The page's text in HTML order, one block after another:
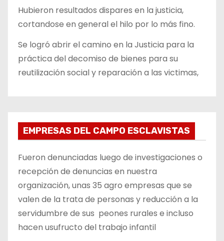
Hubieron resultados dispares en la justicia,
cortandose en general el hilo por lo más fino.
Se logró abrir el camino en la Justicia para la
práctica del decomiso de bienes para su
reutilización social y reparación a las victimas,
EMPRESAS DEL CAMPO ESCLAVISTAS
Fueron denunciadas luego de investigaciones o
recepción de denuncias en nuestra
organización, unas 35 agro empresas que se
valen de la trata de personas y reducción a la
servidumbre de sus peones rurales e incluso
hacen usufructo del trabajo infantil